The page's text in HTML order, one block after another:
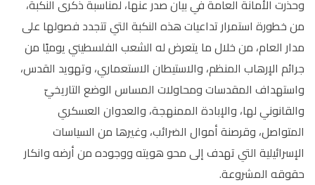
وحذرت الأمانة العامة في بيان صدر عنها، لمناسبة ذكرى النكبة،
من خطورة استمرار تداعيات هذه النكبة التي تتجدد فصولها على
مدار العام، من خلال ما يتعرض له الشعب الفلسطيني يوميًا من
جرائم الإرهاب المنظم، والاستيطان الاستعماري، وتهويد القدس،
واستهداف المقدسات ومحاولات المساس الوضع التاريخيّ
والقانوني لها، والإبادة الممنهجة، والعدوان العسكري
المتواصل، وقرصنة أموال الضرائب، وغيرها من السياسات
الإسرائيلية التي تهدف إلى محو هويته ووجوده من أرضه وانكار
حقوقه المشروعة.